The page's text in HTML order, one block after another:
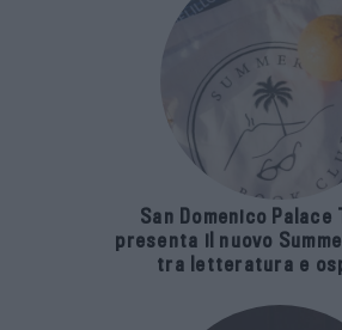
San Domenico Palace
presenta il nuovo
tra letteratura e